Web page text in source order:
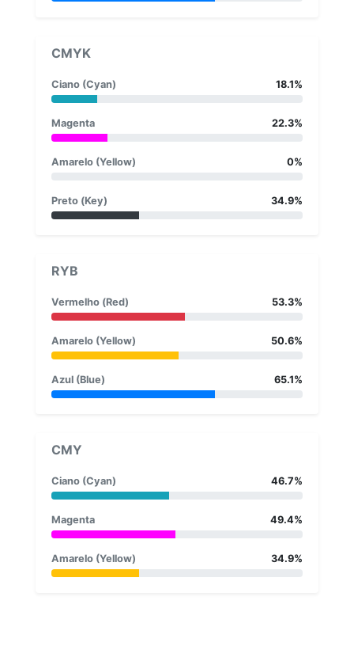
CMYK
Ciano (Cyan) 18.1%
Magenta 22.3%
Amarelo (Yellow) 0%
Preto (Key) 34.9%
RYB
Vermelho (Red) 53.3%
Amarelo (Yellow) 50.6%
Azul (Blue) 65.1%
CMY
Ciano (Cyan) 46.7%
Magenta 49.4%
Amarelo (Yellow) 34.9%